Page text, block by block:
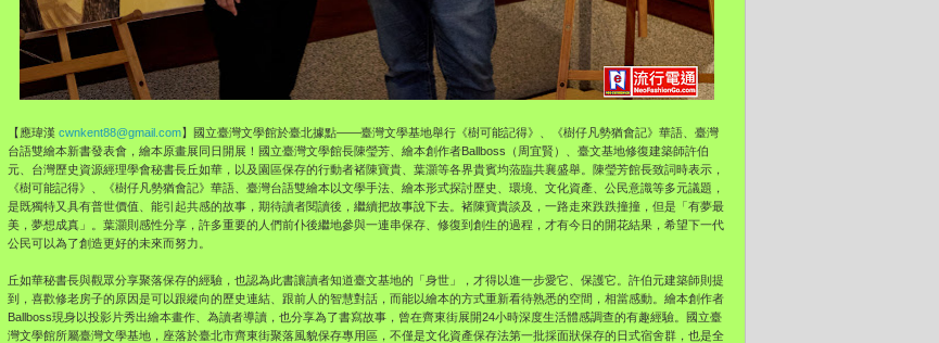
【應瑋漢 cwnkent88@gmail.com】國立臺灣文學館於臺北據點——臺灣文學基地舉行《樹可能記得》、《樹仔凡勢猶會記》華語、臺灣
台語雙繪本新書發表會，繪本原畫展同日開展！國立臺灣文學館長陳瑩芳、繪本創作者Ballboss（周宜賢）、臺文基地修復建築師許伯
元、台灣歷史資源經理學會秘書長丘如華，以及園區保存的行動者褚陳寶貴、葉灝等各界貴賓均蒞臨共襄盛舉。陳瑩芳館長致詞時表示，
《樹可能記得》、《樹仔凡勢猶會記》華語、臺灣台語雙繪本以文學手法、繪本形式探討歷史、環境、文化資產、公民意識等多元議題，
是既獨特又具有普世價值、能引起共感的故事，期待讀者閱讀後，繼續把故事說下去。褚陳寶貴談及，一路走來跌跌撞撞，但是「有夢最
美，夢想成真」。葉灝則感性分享，許多重要的人們前仆後繼地參與一連串保存、修復到創生的過程，才有今日的開花結果，希望下一代
公民可以為了創造更好的未來而努力。
丘如華秘書長與觀眾分享聚落保存的經驗，也認為此書讓讀者知道臺文基地的「身世」，才得以進一步愛它、保護它。許伯元建築師則提
到，喜歡修老房子的原因是可以跟縱向的歷史連結、跟前人的智慧對話，而能以繪本的方式重新看待熟悉的空間，相當感動。繪本創作者
Ballboss現身以投影片秀出繪本畫作、為讀者導讀，也分享為了書寫故事，曾在齊東街展開24小時深度生活體感調查的有趣經驗。國立臺
灣文學館所屬臺灣文學基地，座落於臺北市齊東街聚落風貌保存專用區，不僅是文化資產保存法第一批採面狀保存的日式宿舍群，也是全